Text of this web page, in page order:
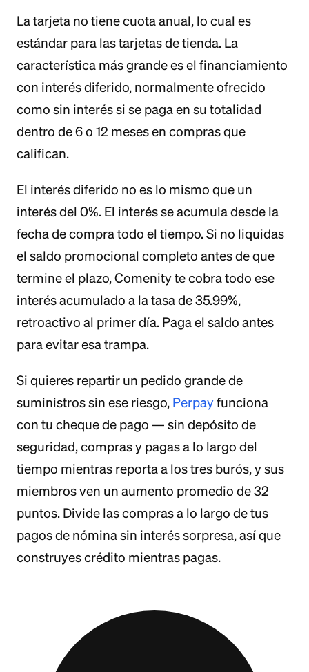
La tarjeta no tiene cuota anual, lo cual es
estándar para las tarjetas de tienda. La
característica más grande es el financiamiento
con interés diferido, normalmente ofrecido
como sin interés si se paga en su totalidad
dentro de 6 o 12 meses en compras que
califican.
El interés diferido no es lo mismo que un
interés del 0%. El interés se acumula desde la
fecha de compra todo el tiempo. Si no liquidas
el saldo promocional completo antes de que
termine el plazo, Comenity te cobra todo ese
interés acumulado a la tasa de 35.99%,
retroactivo al primer día. Paga el saldo antes
para evitar esa trampa.
Si quieres repartir un pedido grande de
suministros sin ese riesgo, Perpayfunciona
con tu cheque de pago — sin depósito de
seguridad, compras y pagas a lo largo del
tiempo mientras reporta a los tres burós, y sus
miembros ven un aumento promedio de 32
puntos. Divide las compras a lo largo de tus
pagos de nómina sin interés sorpresa, así que
construyes crédito mientras pagas.